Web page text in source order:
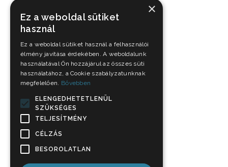
×
Ez a weboldal sütiket
használ
Ez a weboldal sütiket használ a felhasználói
élmény javítása érdekében. A weboldalunk
használatával Ön hozzájárul az összes süti
használatához, a Cookie szabályzatunknak
megfelelően. Bővebben
ELENGEDHETETLENÜL
SZÜKSÉGES
TELJESÍTMÉNY
CÉLZÁS
BESOROLATLAN